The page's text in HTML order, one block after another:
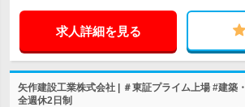
求人詳細を見る
矢作建設工業株式会社 | ＃東証プライム上場 #建築
全週休2日制